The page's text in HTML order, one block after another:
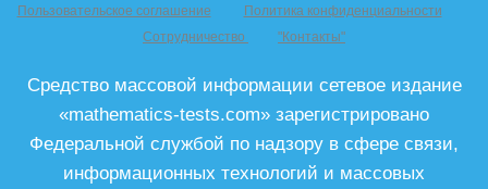
Пользовательское соглашение
Политика конфиденциальности
Сотрудничество
"Контакты"
Средство массовой информации сетевое издание
«mathematics-tests.com» зарегистрировано
Федеральной службой по надзору в сфере связи,
информационных технологий и массовых